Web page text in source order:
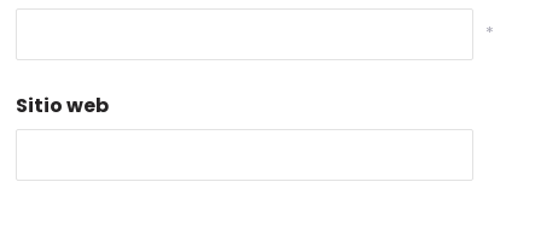
*
Sitio web